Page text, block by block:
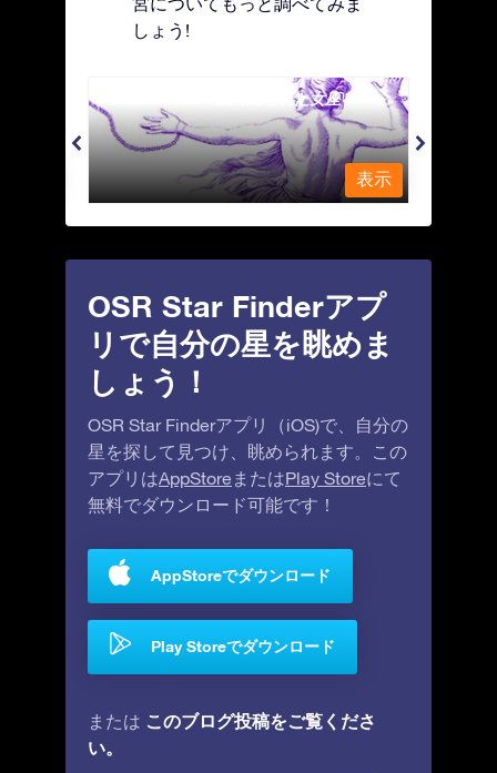
しょう!
Andromeda - 鎖で縛られた女座
表示
OSR Star Finderアプ
リで自分の星を眺めま
しょう！
OSR Star Finderアプリ（iOS)で、自分の
星を探して見つけ、眺められます。この
アプリはAppStore またはPlay Storeにて
無料でダウンロード可能です！
AppStoreでダウンロード
Play Storeでダウンロード
または このブログ投稿をご覧くださ
い。